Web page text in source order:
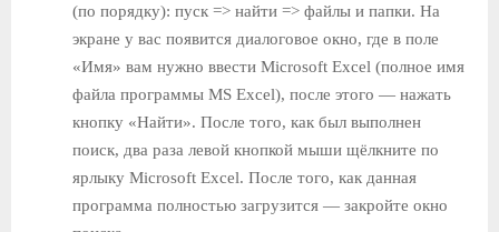
(по порядку): пуск => найти => файлы и папки. На
экране у вас появится диалоговое окно, где в поле
«Имя» вам нужно ввести Microsoft Excel (полное имя
файла программы MS Excel), после этого — нажать
кнопку «Найти». После того, как был выполнен
поиск, два раза левой кнопкой мыши щёлкните по
ярлыку Microsoft Excel. После того, как данная
программа полностью загрузится — закройте окно